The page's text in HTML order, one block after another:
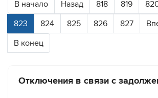
планируется до 23:00.
(частично) по ул. Гончарова, ул.
Завершить необходимый комплекс
планируется до 20:00.
В начало Назад 818 819
823
824 825 826 827
В конец
Отключения в связи с